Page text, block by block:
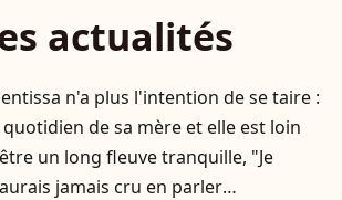
actualités
n'a plus l'intention de se taire :
quotidien de sa mère et elle est loin
un long fleuve tranquille, "Je
jamais cru en parler